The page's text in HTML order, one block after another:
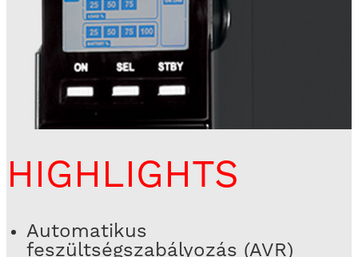
HIGHLIGHTS
Automatikus
feszültségszabályozás (AVR)